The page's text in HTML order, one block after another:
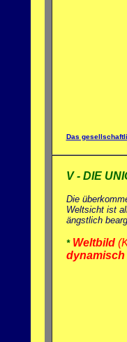
Das
V - DIE
Die
Weltsicht ist
ängstlich
* Weltbild
dynamisch